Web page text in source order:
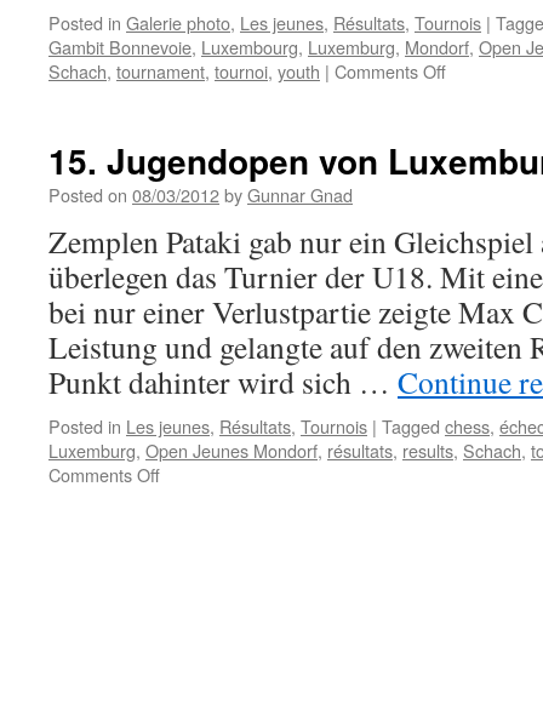
Posted in Galerie photo, Les jeunes, Résultats, Tournois |
Gambit Bonnevoie, Luxembourg, Luxemburg, Mondorf, Open
Schach, tournament, tournoi, youth | Comments Offon
Open
Mondorf
2012
15. Jugendopen von
Posted on 08/03/2012byGunnar Gnad
Zemplen Pataki gab nur ein Gleichspiel
überlegen das Turnier der U18. Mit
bei nur einer Verlustpartie zeigte Max
Leistung und gelangte auf den zweiten
Punkt dahinter wird sich … Continue
Posted in Les jeunes, Résultats, Tournois | Tagged chess,
Luxemburg, Open Jeunes Mondorf, résultats, results, Schach,
Comments Offon